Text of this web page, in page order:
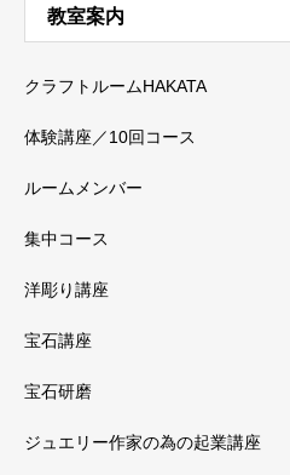
教室案内
クラフトルームHAKATA
体験講座／10回コース
ルームメンバー
集中コース
洋彫り講座
宝石講座
宝石研磨
ジュエリー作家の為の起業講座